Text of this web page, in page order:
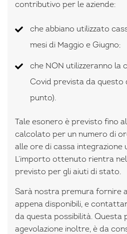
contributivo per le aziende:
che abbiano utilizzato
mesi di Maggio e Giugno;
che NON utilizzeranno la
Covid prevista da questo
punto).
Tale esonero è previsto fino
calcolato per un numero di
alle ore di cassa integrazione
L’importo ottenuto rientra
previsto per gli aiuti di stato.
Sarà nostra premura fornire
appena disponibili, e
da questa possibilità. Questa
agevolazione inoltre, è da